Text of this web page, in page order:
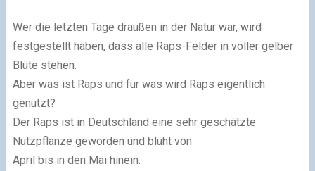
Wer die letzten Tage draußen in der Natur war, wird
festgestellt haben, dass alle Raps-Felder in voller gelber
Blüte stehen.
Aber was ist Raps und für was wird Raps eigentlich
genutzt?
Der Raps ist in Deutschland eine sehr geschätzte
Nutzpflanze geworden und blüht von
April bis in den Mai hinein.